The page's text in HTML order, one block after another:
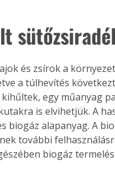
és zsírok a
a túlhevítés
egy műanyag
is elvihetjük. A
biogáz alapanyag. A
további
biogáz